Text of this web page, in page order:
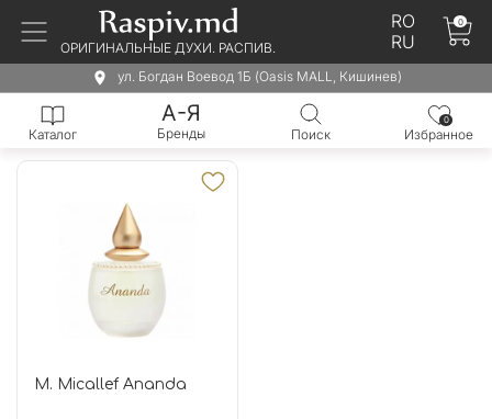
ОРИГИНАЛЬНЫЕ ДУХИ. РАСПИВ.
RO
RU
0
ул. Богдан Воевод 1Б (Oasis MALL, Кишинев)
Каталог
А-Я
Бренды Поиск
0
Избранное
M. Micallef Ananda